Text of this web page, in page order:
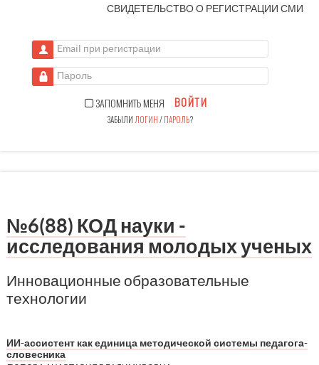
СВИДЕТЕЛЬСТВО О РЕГИСТРАЦИИСМИ
Email при регистрации
Пароль
ЗАПОМНИТЬ МЕНЯ ВОЙТИ
ЗАБЫЛИ ЛОГИН/ПАРОЛЬ?
№6(88) КОД науки -
исследования молодых ученых
Инновационные образовательные
технологии
ИИ-ассистент как единица методической системы педагога-
словесника